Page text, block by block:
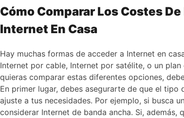
Cómo Comparar Los Costes
Internet En Casa
Hay muchas formas de acceder a Internet en
Internet por cable, Internet por satélite, o un
quieras comparar estas diferentes opciones,
En primer lugar, debes asegurarte de que el tipo
ajuste a tus necesidades. Por ejemplo, si busca
considerar Internet de banda ancha. Si, además,